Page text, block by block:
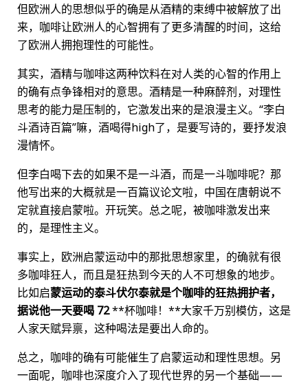
但欧洲人的思想似乎的确是从酒精的束缚中被解放了出
来，咖啡让欧洲人的心智拥有了更多清醒的时间，这给
了欧洲人拥抱理性的可能性。
其实，酒精与咖啡这两种饮料在对人类的心智的作用上
的确有点争锋相对的意思。酒精是一种麻醉剂，对理性
思考的能力是压制的，它激发出来的是浪漫主义。“李白
斗酒诗百篇”嘛，酒喝得high了，是要写诗的，要抒发浪
漫情怀。
但李白喝下去的如果不是一斗酒，而是一斗咖啡呢？那
他写出来的大概就是一百篇议论文啦，中国在唐朝说不
定就直接启蒙啦。开玩笑。总之呢，被咖啡激发出来
的，是理性主义。
事实上，欧洲启蒙运动中的那批思想家里，的确就有很
多咖啡狂人，而且是狂热到今天的人不可想象的地步。
比如启蒙运动的泰斗伏尔泰就是个咖啡的狂热拥护者，
据说他一天要喝 72**杯咖啡！**大家千万别模仿，这是
人家天赋异禀，这种喝法是要出人命的。
总之，咖啡的确有可能催生了启蒙运动和理性思想。另
一面呢，咖啡也深度介入了现代世界的另一个基础——